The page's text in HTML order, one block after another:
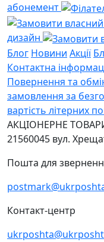
абонемент
дизайн
Блог Новини Акції
Контактна
Повернення та
замовлення за
вартість літерних
АКЦІОНЕРНЕ
21560045 вул.
Пошта для
Контакт-центр